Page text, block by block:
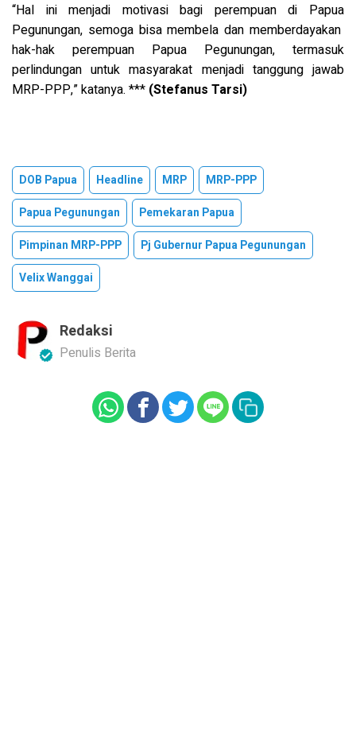
“Hal ini menjadi motivasi bagi perempuan di Papua
Pegunungan, semoga bisa membela dan memberdayakan
hak-hak perempuan Papua Pegunungan, termasuk
perlindungan untuk masyarakat menjadi tanggung jawab
MRP-PPP,” katanya. *** (Stefanus Tarsi)
DOB Papua Headline MRP
MRP-PPP
Papua Pegunungan
Pemekaran Papua
Pimpinan MRP-PPP
Pj Gubernur Papua Pegunungan
Velix Wanggai
Redaksi
Penulis Berita